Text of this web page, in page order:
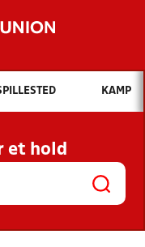
vil du søge efter?
OG NYHEDER
KLUBBER OG
KAMP
et hold